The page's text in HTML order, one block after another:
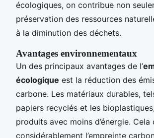
écologiques, on contribue non
préservation des ressources
à la diminution des déchets.
Avantages environnementaux
Un des principaux avantages de l’
écologique est la réduction des
carbone. Les matériaux durables,
papiers recyclés et les
produits avec moins d’énergie. Cela
considérablement l’empreinte